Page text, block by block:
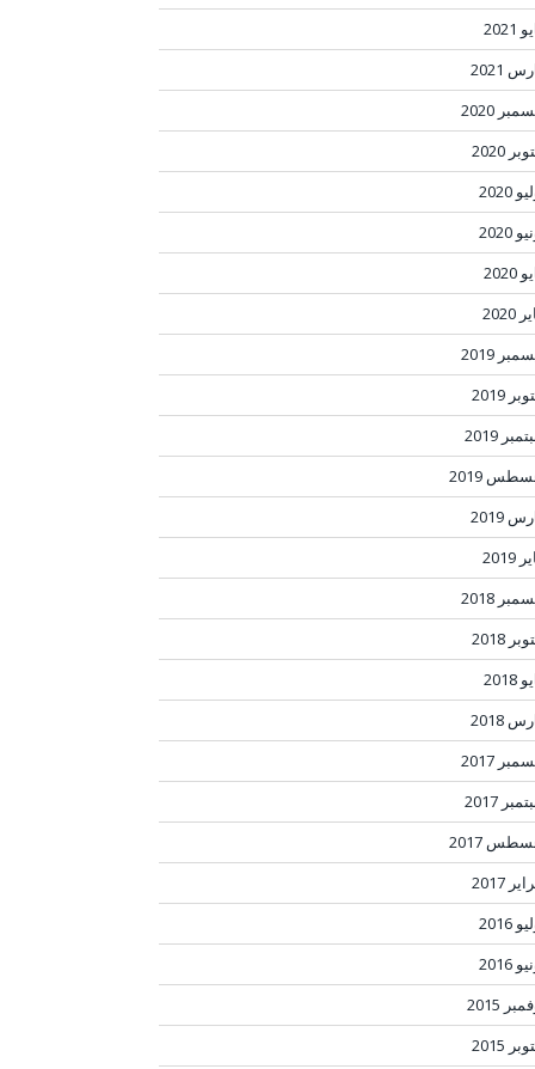
2021
2020
2020
2020
2020
2019
2019
2019
2019
2019
2018
2018
2018
2017
2017
2017
2017
2016
2016
2015
2015